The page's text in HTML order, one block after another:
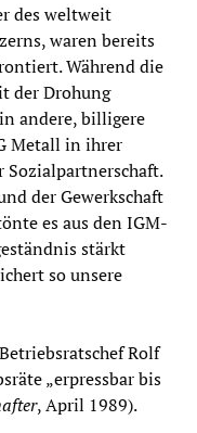
des weltweit
waren bereits
Während die
der Drohung
andere, billigere
Metall in ihrer
der Gewerkschaft
es aus den IGM-
stärkt
so unsere
Rolf
„erpressbar bis
, April 1989).